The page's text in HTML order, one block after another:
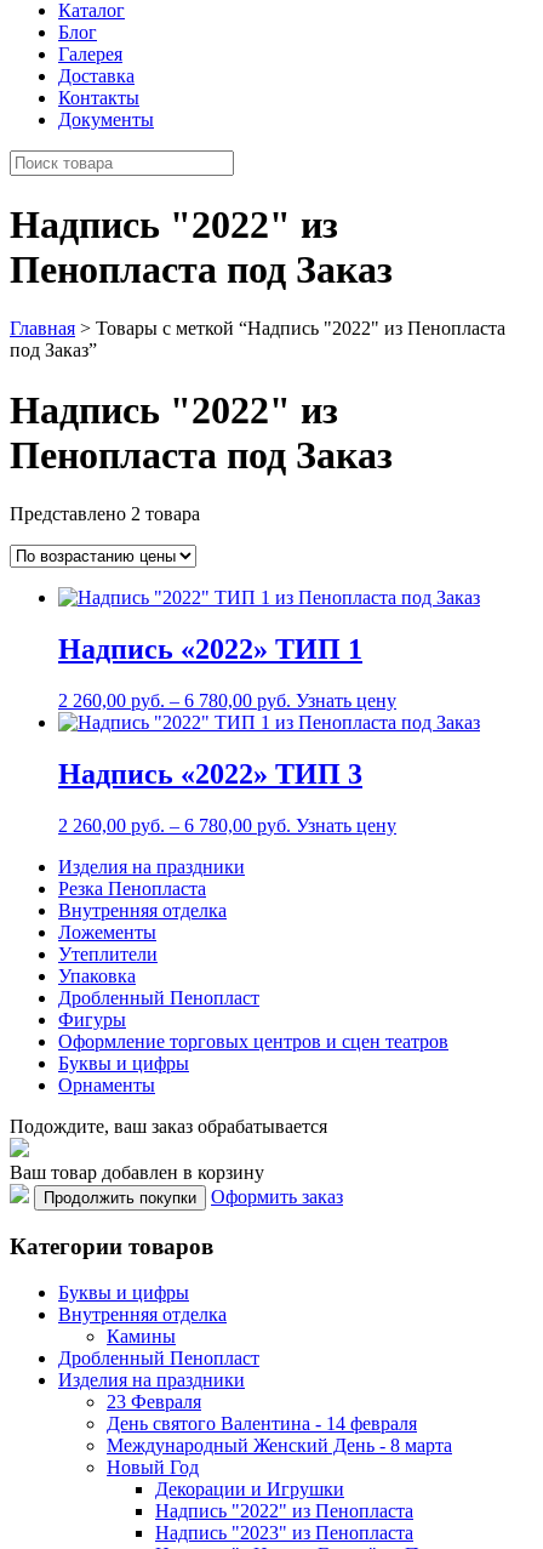
Каталог
Блог
Галерея
Доставка
Контакты
Документы
Надпись "2022" из
Пенопласта под Заказ
Главная > Товары с меткой “Надпись "2022" из Пенопласта
под Заказ”
Надпись "2022" из
Пенопласта под Заказ
Представлено 2 товара
Надпись «2022» ТИП 1
2 260,00 руб. – 6 780,00 руб. Узнать цену
Надпись «2022» ТИП 3
2 260,00 руб. – 6 780,00 руб. Узнать цену
Изделия на праздники
Резка Пенопласта
Внутренняя отделка
Ложементы
Утеплители
Упаковка
Дробленный Пенопласт
Фигуры
Оформление торговых центров и сцен театров
Буквы и цифры
Орнаменты
Подождите, ваш заказ обрабатывается
Ваш товар добавлен в корзину
Продолжить покупки Оформить заказ
Категории товаров
Буквы и цифры
Внутренняя отделка
Камины
Дробленный Пенопласт
Изделия на праздники
23 Февраля
День святого Валентина - 14 февраля
Международный Женский День - 8 марта
Новый Год
Декорации и Игрушки
Надпись "2022" из Пенопласта
Надпись "2023" из Пенопласта